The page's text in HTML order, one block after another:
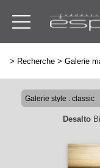
> Recherche > Galerie
Desalto